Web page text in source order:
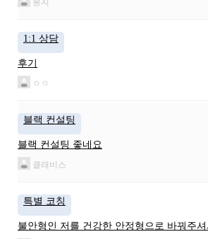
몽지
1:1 상담
후기
ㅇㅇ
블랙 컨설팅
블랙 컨설팅 좋네요
클래비스
특별 코칭
불안형인 저를 건강한 안정형으로 바꿔주